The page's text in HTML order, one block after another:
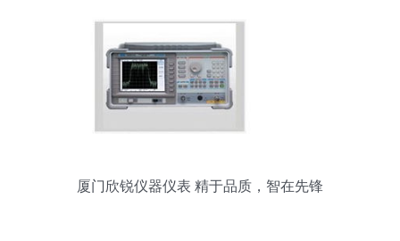
厦门欣锐仪器仪表 精于品质，智在先锋